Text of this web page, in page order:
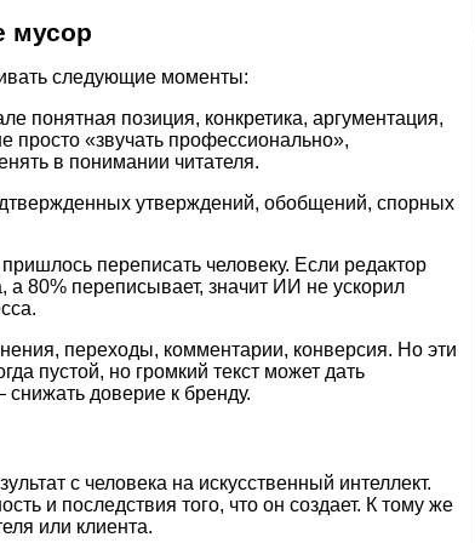
мусор
следующие моменты:
понятная позиция, конкретика, аргументация,
просто «звучать профессионально»,
в понимании читателя.
утверждений, обобщений, спорных
переписать человеку. Если редактор
а 80% переписывает, значит ИИ не ускорил
переходы, комментарии, конверсия. Но эти
пустой, но громкий текст может дать
доверие к бренду.
с человека на искусственный интеллект.
и последствия того, что он создает. К тому же
или клиента.